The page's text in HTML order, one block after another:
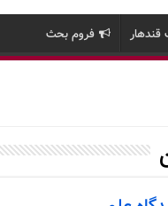
قندهار فروم بحث